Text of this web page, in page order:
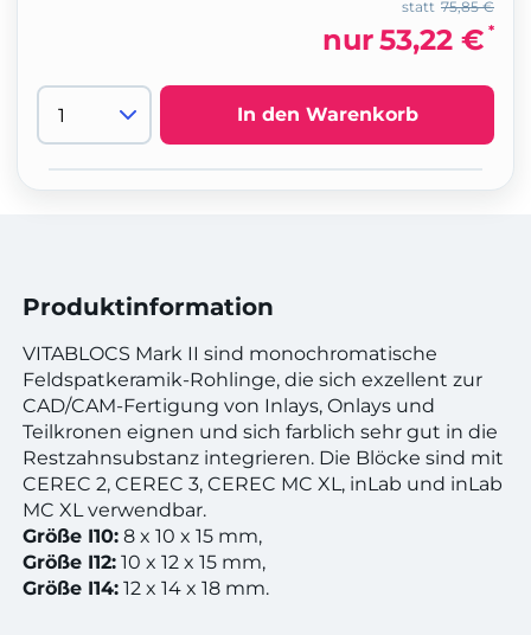
75,85 €
statt
nur53,22 € *
In den Warenkorb
Produktinformation
VITABLOCS Mark II sind monochromatische
Feldspatkeramik-Rohlinge, die sich exzellent zur
CAD/CAM-Fertigung von Inlays, Onlays und
Teilkronen eignen und sich farblich sehr gut in die
Restzahnsubstanz integrieren. Die Blöcke sind mit
CEREC 2, CEREC 3, CEREC MC XL, inLab und inLab
MC XL verwendbar.
Größe I10: 8 x 10 x 15 mm,
Größe I12: 10 x 12 x 15 mm,
Größe I14: 12 x 14 x 18 mm.